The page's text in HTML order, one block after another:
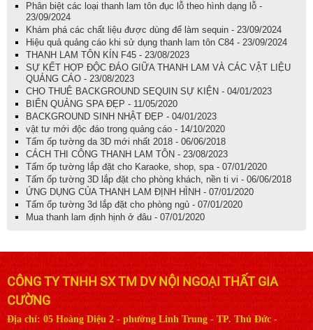
Phân biệt các loại thanh lam tôn đục lỗ theo hình dạng lỗ -
23/09/2024
Khám phá các chất liệu được dùng để làm sequin - 23/09/2024
Hiệu quả quảng cáo khi sử dụng thanh lam tôn C84 - 23/09/2024
THANH LAM TÔN KÍN F45 - 23/08/2023
SỰ KẾT HỢP ĐỘC ĐÁO GIỮA THANH LAM VÀ CÁC VẬT LIỆU
QUẢNG CÁO - 23/08/2023
CHO THUÊ BACKGROUND SEQUIN SỰ KIỆN - 04/01/2023
BIỂN QUẢNG SPA ĐẸP - 11/05/2020
BACKGROUND SINH NHẬT ĐẸP - 04/01/2023
vật tư mới độc đáo trong quảng cáo - 14/10/2020
Tấm ốp tường da 3D mới nhất 2018 - 06/06/2018
CÁCH THI CÔNG THANH LAM TÔN - 23/08/2023
Tấm ốp tường lắp đặt cho Karaoke, shop, spa - 07/01/2020
Tấm ốp tường 3D lắp đặt cho phòng khách, nền ti vi - 06/06/2018
ỨNG DỤNG CỦA THANH LAM ĐỊNH HÌNH - 07/01/2020
Tấm ốp tường 3d lắp đặt cho phòng ngủ - 07/01/2020
Mua thanh lam định hịnh ở đâu - 07/01/2020
CÔNG TY TNHH SX TM DV NỘI NGOẠI THẤT GIA
CƯỜNG
Địa chỉ: 05 Hoàng Diệu 2 - phường Linh Trung - TP. Thủ Đức -